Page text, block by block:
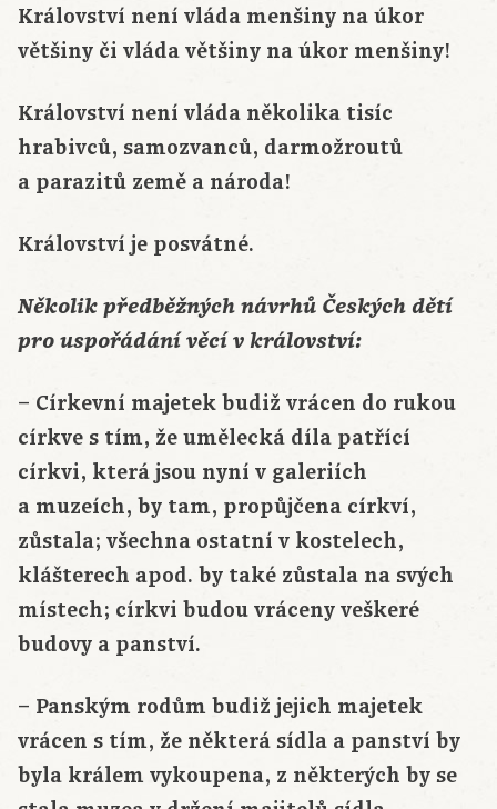
Království není vláda menšiny na úkor
většiny či vláda většiny na úkor menšiny!
Království není vláda několika tisíc
hrabivců, samozvanců, darmožroutů
a parazitů země a národa!
Království je posvátné.
Několik předběžných návrhů Českých dětí
pro uspořádání věcí v království:
– Církevní majetek budiž vrácen do rukou
církve s tím, že umělecká díla patřící
církvi, která jsou nyní v galeriích
a muzeích, by tam, propůjčena církví,
zůstala; všechna ostatní v kostelech,
klášterech apod. by také zůstala na svých
místech; církvi budou vráceny veškeré
budovy a panství.
– Panským rodům budiž jejich majetek
vrácen s tím, že některá sídla a panství by
byla králem vykoupena, z některých by se